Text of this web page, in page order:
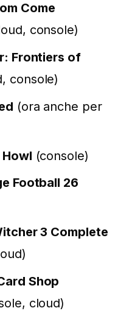
Come
console)
Frontiers of
console)
(ora anche per
Howl (console)
Football 26
3 Complete
Shop
cloud)